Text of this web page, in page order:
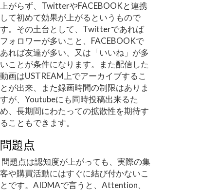
上がらず、TwitterやFACEBOOKと連携
して初めて効果が上がるというもので
す。その土台として、Twitterであれば
フォロワーが多いこと、FACEBOOKで
あれば友達が多い、又は「いいね」が多
いことが条件になります。また配信した
動画はUSTREAM上でアーカイブするこ
とが出来、また録画時間の制限はありま
すが、Youtubeにも同時投稿出来るた
め、長期間にわたっての拡散性を期待す
ることもできます。
問題点
問題点は認知度が上がっても、実際の集
客や購買活動にはすぐに結び付かないこ
とです。AIDMAで言うと、Attention、